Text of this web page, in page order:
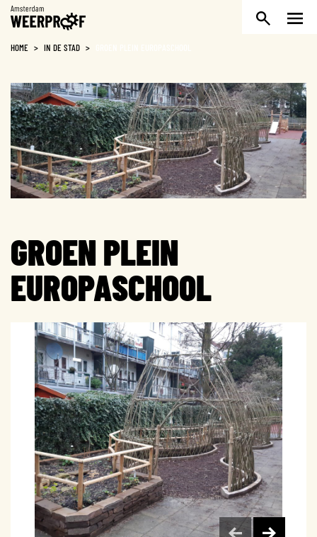
Weerproof
HOME > IN DE STAD >
GROEN PLEIN
EUROPASCHOOL